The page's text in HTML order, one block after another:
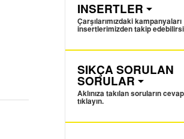
INSERTLER
Çarşılarımızdaki kampanyaları
insertlerimizden takip
SIKÇA SORULAN
SORULAR
Aklınıza takılan soruların
tıklayın.